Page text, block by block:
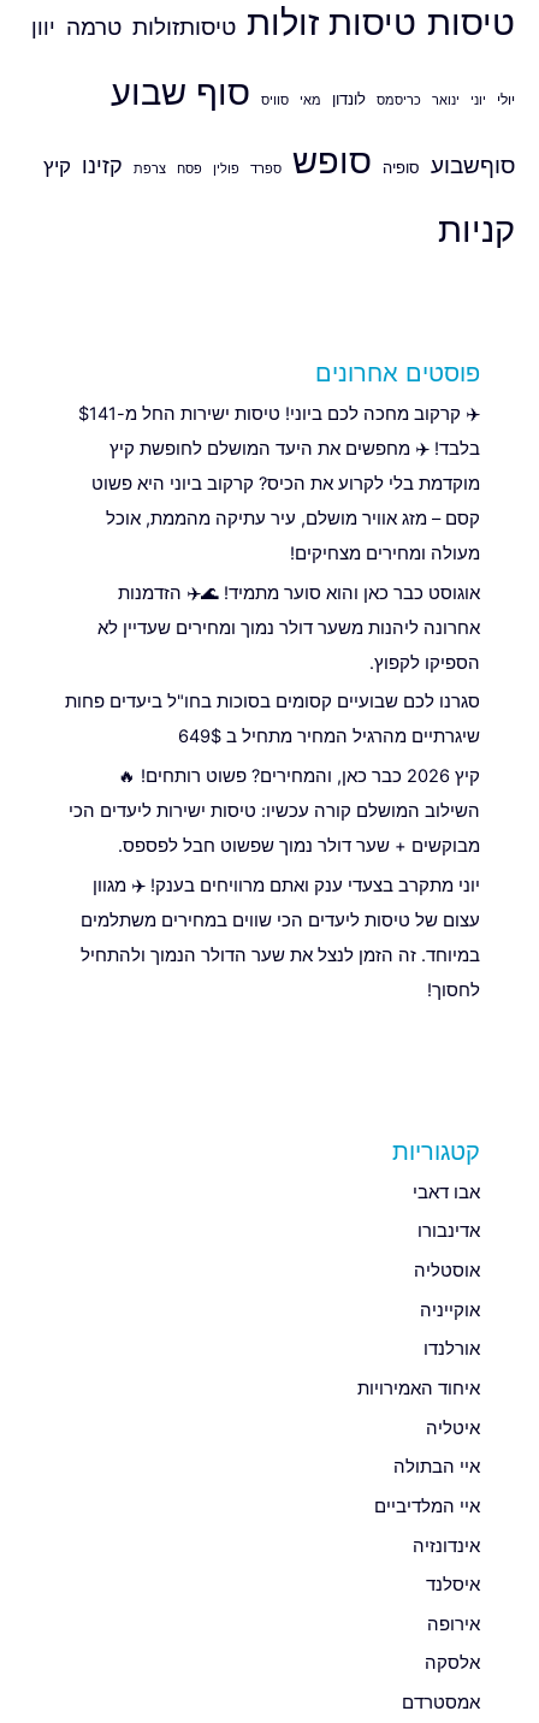
טיסות טיסות זולות טיסותזולות טרמה יוון
יולי יוני ינואר כריסמס לונדון מאי סוויס סוף שבוע
סוףשבוע סופיה סופש ספרד פולין פסח צרפת קזינו קיץ
קניות
פוסטים אחרונים
✈️ קרקוב מחכה לכם ביוני! טיסות ישירות החל מ-$141
בלבד! ✈️ מחפשים את היעד המושלם לחופשת קיץ
מוקדמת בלי לקרוע את הכיס? קרקוב ביוני היא פשוט
קסם – מזג אוויר מושלם, עיר עתיקה מהממת, אוכל
מעולה ומחירים מצחיקים!
אוגוסט כבר כאן והוא סוער מתמיד! 🌊✈️ הזדמנות
אחרונה ליהנות משער דולר נמוך ומחירים שעדיין לא
הספיקו לקפוץ.
סגרנו לכם שבועיים קסומים בסוכות בחו"ל ביעדים פחות
שיגרתיים מהרגיל המחיר מתחיל ב 649$
קיץ 2026 כבר כאן, והמחירים? פשוט רותחים! 🔥
השילוב המושלם קורה עכשיו: טיסות ישירות ליעדים הכי
מבוקשים + שער דולר נמוך שפשוט חבל לפספס.
יוני מתקרב בצעדי ענק ואתם מרוויחים בענק! ✈️ מגוון
עצום של טיסות ליעדים הכי שווים במחירים משתלמים
במיוחד. זה הזמן לנצל את שער הדולר הנמוך ולהתחיל
לחסוך!
קטגוריות
אבו דאבי
אדינבורו
אוסטליה
אוקייניה
אורלנדו
איחוד האמירויות
איטליה
איי הבתולה
איי המלדיביים
אינדונזיה
איסלנד
אירופה
אלסקה
אמסטרדם